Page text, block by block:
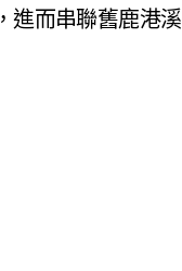
進而串聯舊鹿港